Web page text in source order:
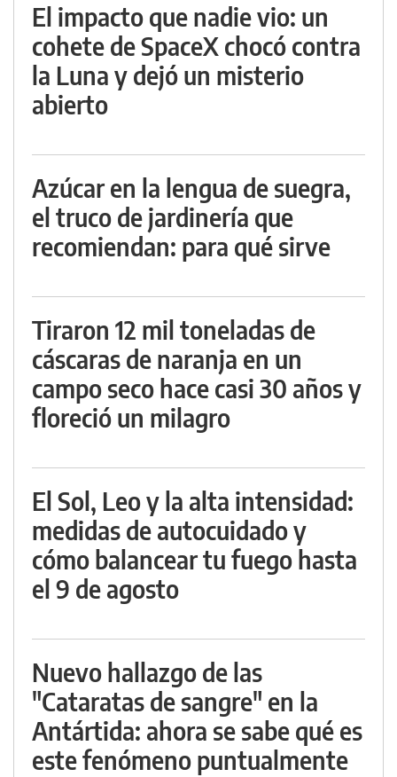
El impacto que nadie vio: un
cohete de SpaceX chocó contra
la Luna y dejó un misterio
abierto
Azúcar en la lengua de suegra,
el truco de jardinería que
recomiendan: para qué sirve
Tiraron 12 mil toneladas de
cáscaras de naranja en un
campo seco hace casi 30 años y
floreció un milagro
El Sol, Leo y la alta intensidad:
medidas de autocuidado y
cómo balancear tu fuego hasta
el 9 de agosto
Nuevo hallazgo de las
"Cataratas de sangre" en la
Antártida: ahora se sabe qué es
este fenómeno puntualmente